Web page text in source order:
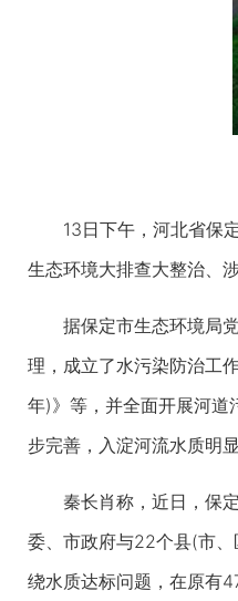
13日下午，河北省保定
生态环境大排查大整治、
据保定市生态环境局党
理，成立了水污染防治工
年)》等，并全面开展河道
步完善，入淀河流水质明显
秦长肖称，近日，保定
委、市政府与22个县(市
绕水质达标问题，在原有